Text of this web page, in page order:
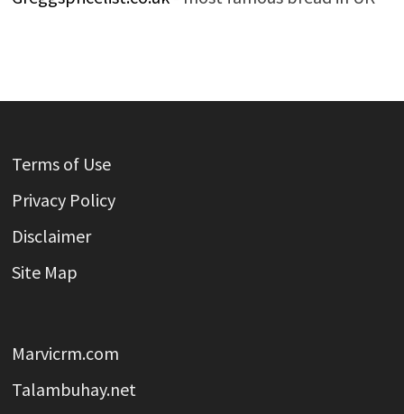
Terms of Use
Privacy Policy
Disclaimer
Site Map
Marvicrm.com
Talambuhay.net